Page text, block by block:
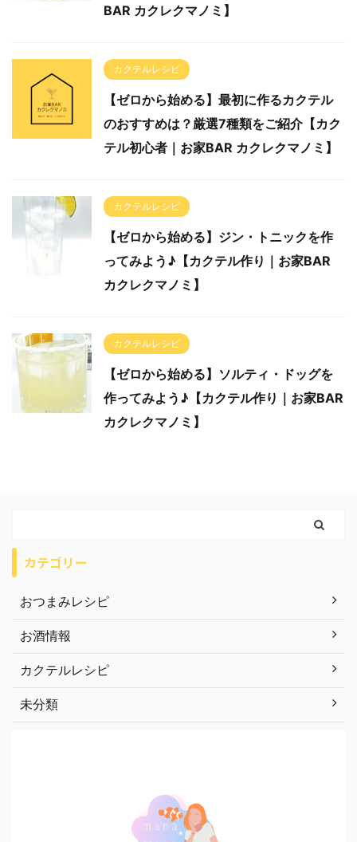
BAR カクレクマノミ】
カクテルレシピ
【ゼロから始める】最初に作るカクテル
のおすすめは？厳選7種類をご紹介【カク
テル初心者｜お家BAR カクレクマノミ】
カクテルレシピ
【ゼロから始める】ジン・トニックを作
ってみよう♪【カクテル作り｜お家BAR
カクレクマノミ】
カクテルレシピ
【ゼロから始める】ソルティ・ドッグを
作ってみよう♪【カクテル作り｜お家BAR
カクレクマノミ】
カテゴリー
おつまみレシピ
お酒情報
カクテルレシピ
未分類